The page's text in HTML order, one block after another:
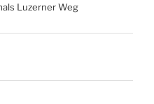
Luzerner Weg